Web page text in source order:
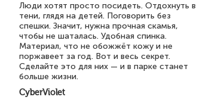
Люди хотят просто посидеть. Отдохнуть в
тени, глядя на детей. Поговорить без
спешки. Значит, нужна прочная скамья,
чтобы не шаталась. Удобная спинка.
Материал, что не обожжёт кожу и не
поржавеет за год. Вот и весь секрет.
Сделайте это для них — и в парке станет
больше жизни.
CyberViolet